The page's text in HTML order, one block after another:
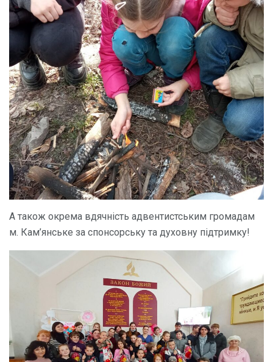
А також окрема вдячність адвентистським громадам
м. Кам’янське за спонсорську та духовну підтримку!